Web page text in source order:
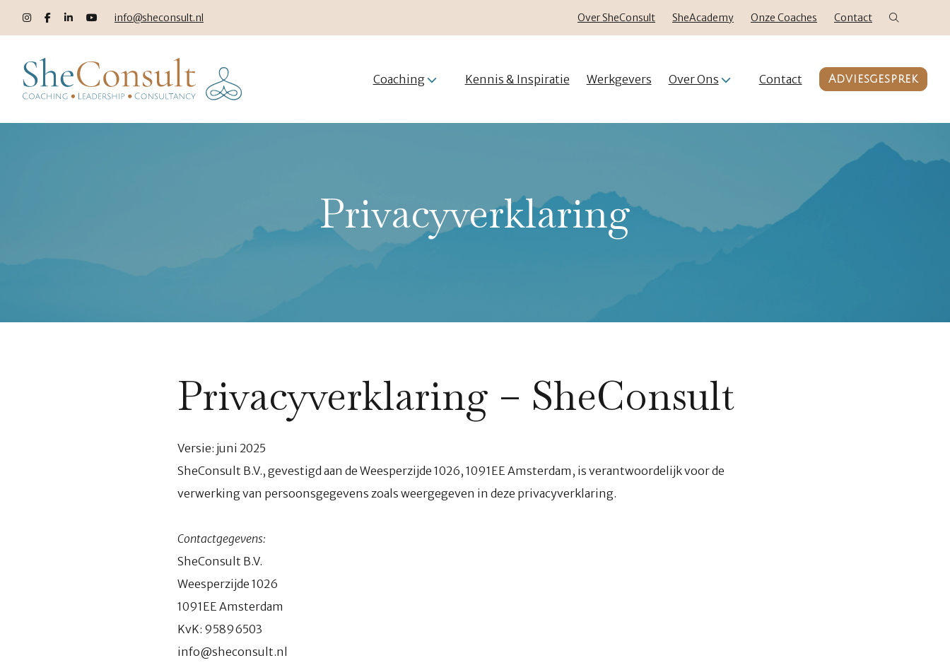
info@sheconsult.nl Over SheConsult SheAcademy Onze Coaches Contact
Coaching Kennis & Inspiratie Werkgevers Over Ons Contact Adviesgesprek
Privacyverklaring
Privacyverklaring – SheConsult
Versie: juni 2025
SheConsult B.V., gevestigd aan de Weesperzijde 1026, 1091EE Amsterdam, is verantwoordelijk voor de
verwerking van persoonsgegevens zoals weergegeven in deze privacyverklaring.
Contactgegevens:
SheConsult B.V.
Weesperzijde 1026
1091EE Amsterdam
KvK: 95896503
info@sheconsult.nl